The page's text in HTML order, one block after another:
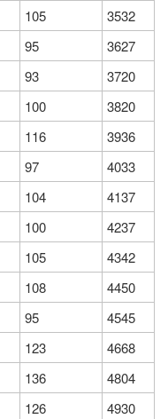
105
3532
95
3627
93
3720
100
3820
116
3936
97
4033
104
4137
100
4237
105
4342
108
4450
95
4545
123
4668
136
4804
126
4930